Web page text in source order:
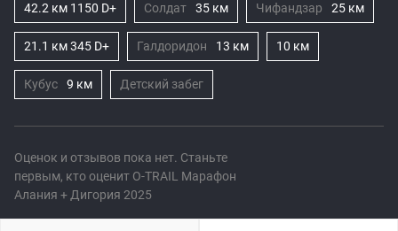
Оценок и отзывов пока нет. Станьте
первым, кто оценит O-TRAIL Марафон
Алания + Дигория 2025
42.2 км 1150 D+ Солдат 35 км Чифандзар 25 км
21.1 км 345 D+ Галдоридон 13 км 10 км
Кубус 9 км Детский забег